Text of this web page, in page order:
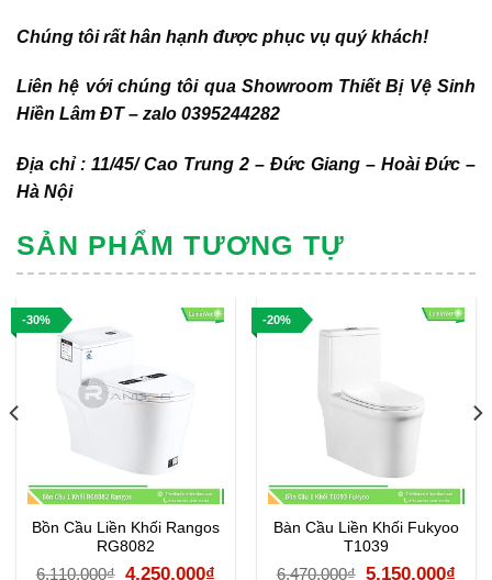
Chúng tôi rất hân hạnh được phục vụ quý khách!
Liên hệ với chúng tôi qua Showroom Thiết Bị Vệ Sinh
Hiền Lâm ĐT – zalo 0395244282
Địa chỉ : 11/45/ Cao Trung 2 – Đức Giang – Hoài Đức –
Hà Nội
SẢN PHẨM TƯƠNG TỰ
-30%
Bồn Cầu Liền Khối Rangos
RG8082
6,110,000₫ Giá
4,250,000₫
-20%
Bàn Cầu Liền Khối Fukyoo
T1039
6,470,000₫ Giá
5,150,000₫